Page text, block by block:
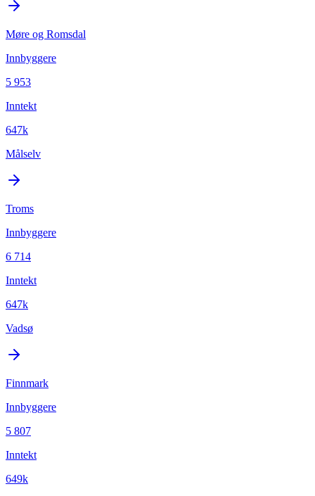
Møre og Romsdal
Innbyggere
5 953
Inntekt
647k
Målselv
Troms
Innbyggere
6 714
Inntekt
647k
Vadsø
Finnmark
Innbyggere
5 807
Inntekt
649k